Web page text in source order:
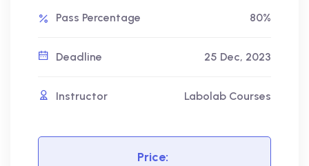
Pass Percentage 80%
Deadline 25 Dec, 2023
Instructor Labolab Courses
Price: